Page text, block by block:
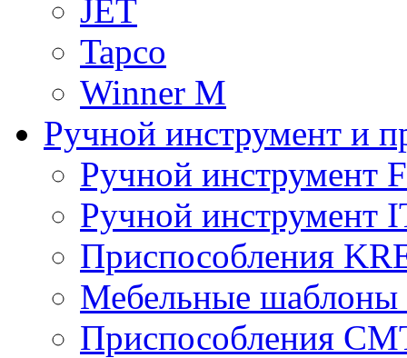
JET
Tapco
Winner M
Ручной инструмент и
Ручной инструмент
Ручной инструмент
Приспособления
Мебельные
Приспособления